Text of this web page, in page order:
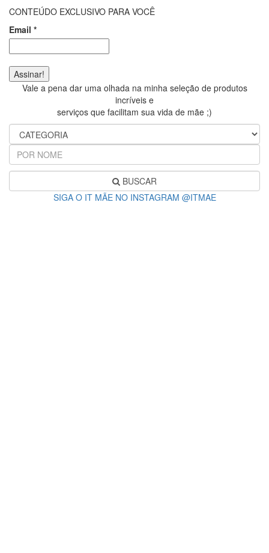
CONTEÚDO EXCLUSIVO PARA VOCÊ
Email *
Vale a pena dar uma olhada na minha seleção de produtos
incríveis e
serviços que facilitam sua vida de mãe ;)
BUSCAR
SIGA O IT MÃE NO INSTAGRAM @ITMAE